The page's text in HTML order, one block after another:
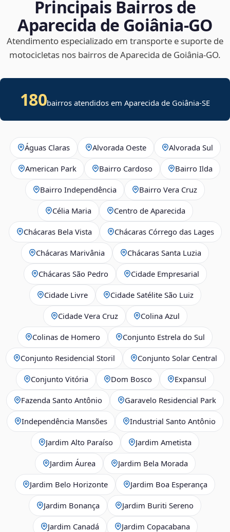
Principais Bairros de
Aparecida de Goiânia‑GO
Atendimento especializado em transporte e suporte de
motocicletas nos bairros de Aparecida de Goiânia‑GO.
180bairros atendidos emAparecida de Goiânia-SE
Águas Claras Alvorada Oeste Alvorada Sul
American Park Bairro Cardoso Bairro Ilda
Bairro Independência Bairro Vera Cruz
Célia Maria Centro de Aparecida
Chácaras Bela Vista Chácaras Córrego das Lages
Chácaras Marivânia Chácaras Santa Luzia
Chácaras São Pedro Cidade Empresarial
Cidade Livre Cidade Satélite São Luiz
Cidade Vera Cruz Colina Azul
Colinas de Homero Conjunto Estrela do Sul
Conjunto Residencial Storil Conjunto Solar Central
Conjunto Vitória Dom Bosco Expansul
Fazenda Santo Antônio Garavelo Residencial Park
Independência Mansões Industrial Santo Antônio
Jardim Alto Paraíso Jardim Ametista
Jardim Áurea Jardim Bela Morada
Jardim Belo Horizonte Jardim Boa Esperança
Jardim Bonança Jardim Buriti Sereno
Jardim Canadá Jardim Copacabana